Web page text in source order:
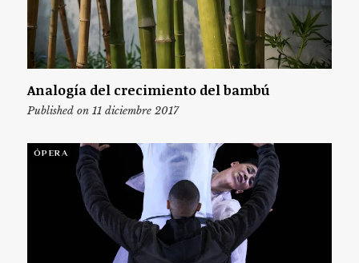
Analogía del crecimiento del bambú
Published on 11 diciembre 2017
ÓPERA